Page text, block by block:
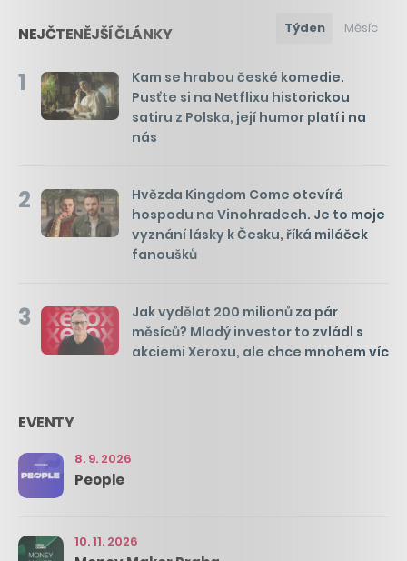
NEJČTENĚJŠÍ ČLÁNKY Týden Měsíc
1
Kam se hrabou české komedie.
Pusťte si na Netflixu historickou
satiru z Polska, její humor platí i na
nás
2
Hvězda Kingdom Come otevírá
hospodu na Vinohradech. Je to moje
vyznání lásky k Česku, říká miláček
fanoušků
3
Jak vydělat 200 milionů za pár
měsíců? Mladý investor to zvládl s
akciemi Xeroxu, ale chce mnohem víc
EVENTY
8. 9. 2026
People
10. 11. 2026